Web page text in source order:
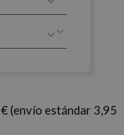
(envío estándar 3,95